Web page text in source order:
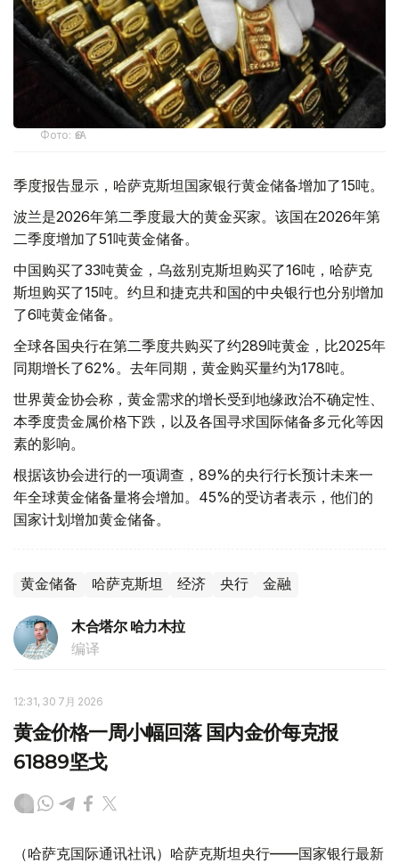
Фото: ӨзА
季度报告显示，哈萨克斯坦国家银行黄金储备增加了15吨。
波兰是2026年第二季度最大的黄金买家。该国在2026年第
二季度增加了51吨黄金储备。
中国购买了33吨黄金，乌兹别克斯坦购买了16吨，哈萨克
斯坦购买了15吨。约旦和捷克共和国的中央银行也分别增加
了6吨黄金储备。
全球各国央行在第二季度共购买了约289吨黄金，比2025年
同期增长了62%。去年同期，黄金购买量约为178吨。
世界黄金协会称，黄金需求的增长受到地缘政治不确定性、
本季度贵金属价格下跌，以及各国寻求国际储备多元化等因
素的影响。
根据该协会进行的一项调查，89%的央行行长预计未来一
年全球黄金储备量将会增加。45%的受访者表示，他们的
国家计划增加黄金储备。
黄金储备 哈萨克斯坦 经济 央行 金融
木合塔尔 哈力木拉
编译
12:31, 30 7月 2026
黄金价格一周小幅回落 国内金价每克报
61889坚戈
（哈萨克国际通讯社讯）哈萨克斯坦央行——国家银行最新